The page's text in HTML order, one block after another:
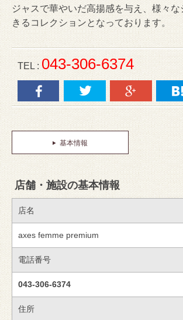
ジャスで華やいだ高揚感を与え、様々
きるコレクションとなっております。
TEL : 043-306-6374
基本情報
店舗・施設の基本情報
店名
axes femme premium
電話番号
043-306-6374
住所